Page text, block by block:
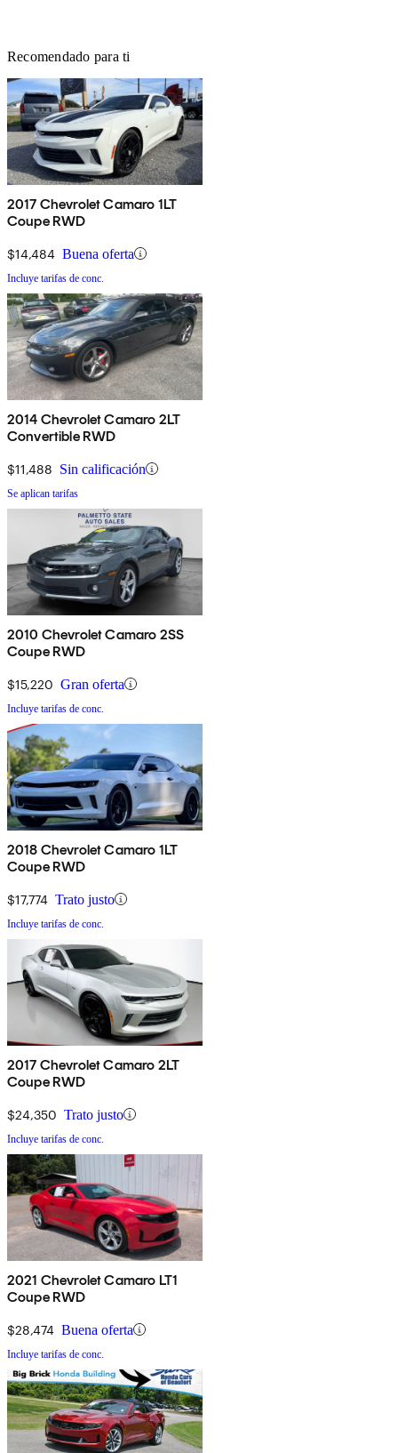
Recomendado para ti
2017 Chevrolet Camaro 1LT
Coupe RWD
$14,484 Buena oferta
Incluye tarifas de conc.
2014 Chevrolet Camaro 2LT
Convertible RWD
$11,488 Sin calificación
Se aplican tarifas
2010 Chevrolet Camaro 2SS
Coupe RWD
$15,220 Gran oferta
Incluye tarifas de conc.
2018 Chevrolet Camaro 1LT
Coupe RWD
$17,774 Trato justo
Incluye tarifas de conc.
2017 Chevrolet Camaro 2LT
Coupe RWD
$24,350 Trato justo
Incluye tarifas de conc.
2021 Chevrolet Camaro LT1
Coupe RWD
$28,474 Buena oferta
Incluye tarifas de conc.